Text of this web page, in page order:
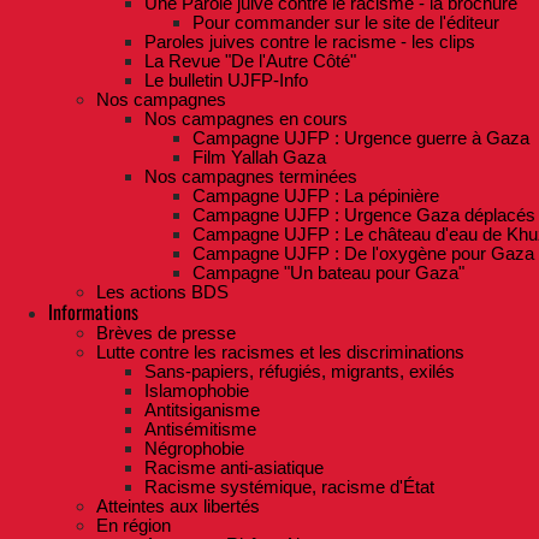
Pour commander sur le site de l'éditeur
Paroles juives contre le racisme - les clips
La Revue "De l'Autre Côté"
Le bulletin UJFP-Info
Nos campagnes
Nos campagnes en cours
Campagne UJFP : Urgence guerre à Gaza
Film Yallah Gaza
Nos campagnes terminées
Campagne UJFP : La pépinière
Campagne UJFP : Urgence Gaza déplacés
Campagne UJFP : Le château d'eau de
Campagne UJFP : De l'oxygène pour Gaza
Campagne "Un bateau pour Gaza"
Les actions BDS
Informations
Brèves de presse
Lutte contre les racismes et les discriminations
Sans-papiers, réfugiés, migrants, exilés
Islamophobie
Antitsiganisme
Antisémitisme
Négrophobie
Racisme anti-asiatique
Racisme systémique, racisme d'État
Atteintes aux libertés
En région